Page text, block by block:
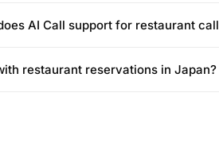
AI Call support for restaurant
restaurant reservations in Japan?